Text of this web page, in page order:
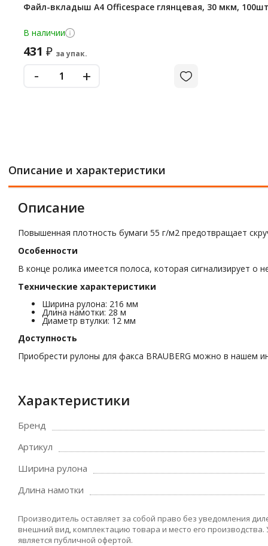
Файл-вкладыш А4 Officespace глянцевая, 30 мкм,
В наличии
431 ₽ за упак.
- +
Описание и характеристики
Описание
Повышенная плотность бумаги 55 г/м2 предотвращает
Особенности
В конце ролика имеется полоса, которая сигнализирует о
Технические характеристики
Ширина рулона: 216 мм
Длина намотки: 28 м
Диаметр втулки: 12 мм
Доступность
Приобрести рулоны для факса BRAUBERG можно в нашем
Характеристики
Бренд
Артикул
Ширина рулона
Длина намотки
Производитель оставляет за собой право без уведомления
внешний вид, комплектацию товара и место его
является публичной офертой.